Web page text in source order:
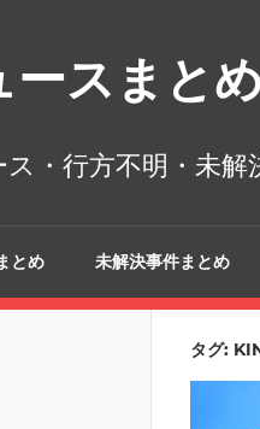
ースまと
ス・行方不明・未
とめ 未解決事件まとめ
タグ: